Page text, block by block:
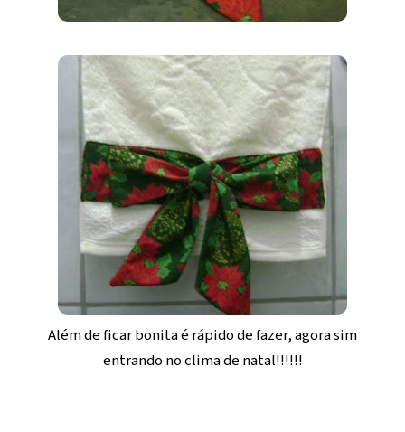
Além de ficar bonita é rápido de fazer, agora sim
entrando no clima de natal!!!!!!